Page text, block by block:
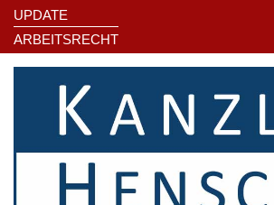
UPDATE
ARBEITSRECHT